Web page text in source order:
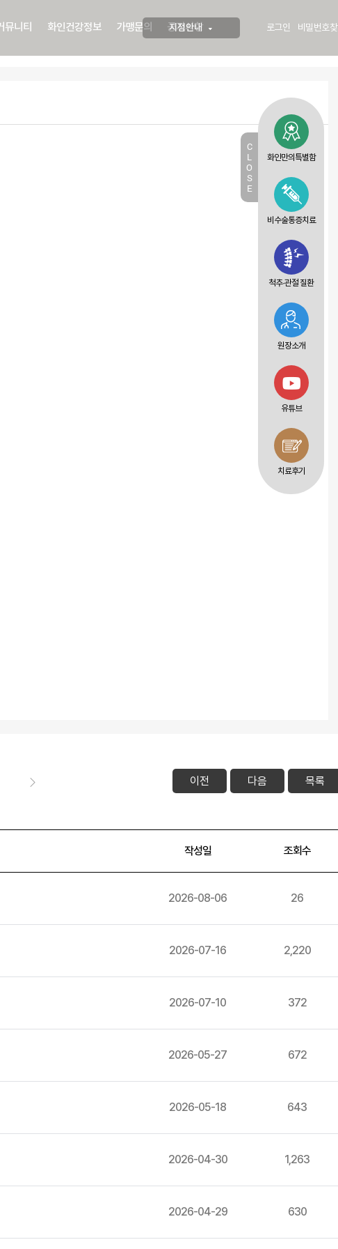
뮤니티 화인건강정보 가맹문의 공지사항
지점안내 로그인 비밀번호
이전 다음 목록
작성일 조회수
2026-08-06 26
2026-07-16 2,220
2026-07-10 372
2026-05-27 672
2026-05-18 643
2026-04-30 1,263
2026-04-29 630
C
L
O
S
E
화인만의특별함
비수술통증치료
척추·관절 질환
원장소개
유튜브
치료후기